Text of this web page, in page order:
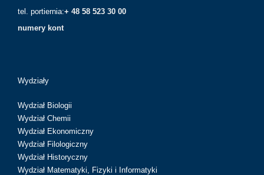
tel. portiernia:+ 48 58 523 30 00
numery kont
Wydziały
Wydział Biologii
Wydział Chemii
Wydział Ekonomiczny
Wydział Filologiczny
Wydział Historyczny
Wydział Matematyki, Fizyki i Informatyki